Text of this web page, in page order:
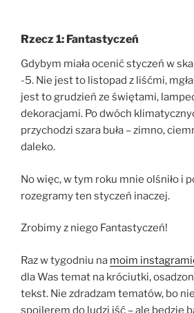
Rzecz 1: Fantastyczeń
Gdybym miała ocenić styczeń w
-5. Nie jest to listopad z liśćmi,
jest to grudzień ze świętami,
dekoracjami. Po dwóch
przychodzi szara buła – zimno,
daleko.
No więc, w tym roku mnie olśniło i
rozegramy ten styczeń inaczej.
Zrobimy z niego Fantastyczeń!
Raz w tygodniu na moim
dla Was temat na króciutki,
tekst. Nie zdradzam tematów, bo
spoilerem do ludzi iść – ale będzie